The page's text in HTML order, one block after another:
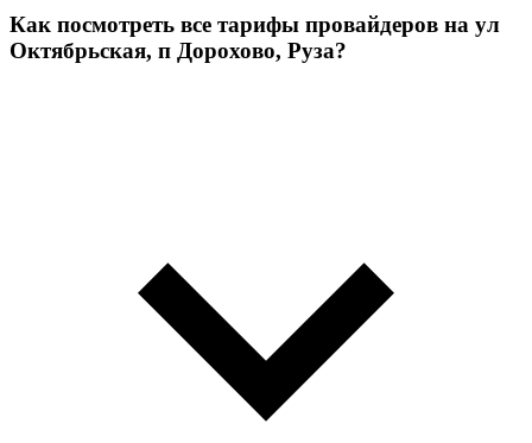
Как посмотреть все тарифы провайдеров на ул
Октябрьская, п Дорохово, Руза?